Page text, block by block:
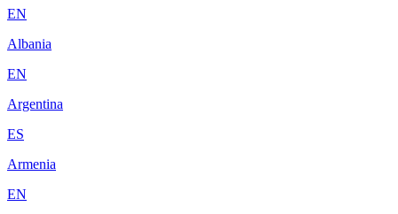
EN
Albania
EN
Argentina
ES
Armenia
EN